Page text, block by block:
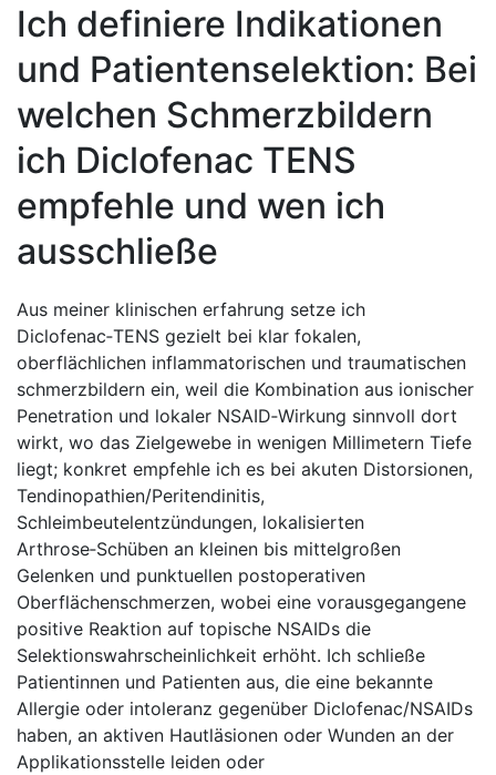
Ich definiere Indikationen
und Patientenselektion: Bei
welchen Schmerzbildern
ich​ Diclofenac TENS
empfehle und wen ich
ausschließe
Aus meiner klinischen erfahrung setze ich
Diclofenac‑TENS gezielt bei klar fokalen,
oberflächlichen inflammatorischen und traumatischen
schmerzbildern ein, weil die Kombination aus ionischer
Penetration und lokaler NSAID‑Wirkung sinnvoll dort
wirkt, wo das Zielgewebe in wenigen Millimetern Tiefe
liegt; konkret empfehle ich es bei akuten Distorsionen,
Tendinopathien/Peritendinitis,
Schleimbeutelentzündungen, lokalisierten
Arthrose‑Schüben an kleinen⁢ bis mittelgroßen
Gelenken und punktuellen postoperativen
Oberflächenschmerzen, wobei eine vorausgegangene
positive⁤ Reaktion auf ‍topische NSAIDs die⁤
Selektionswahrscheinlichkeit erhöht. Ich schließe
Patientinnen und Patienten aus, die⁢ eine bekannte
Allergie oder intoleranz gegenüber Diclofenac/NSAIDs
haben, an‌ aktiven Hautläsionen oder Wunden an der
Applikationsstelle leiden oder